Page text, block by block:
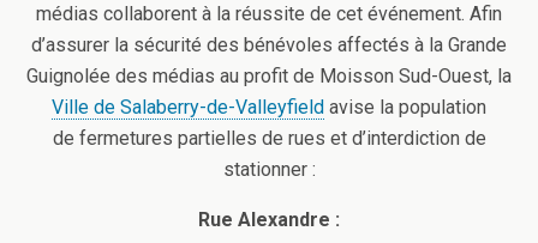
médias collaborent à la réussite de cet événement. Afin
d’assurer la sécurité des bénévoles affectés à la Grande
Guignolée des médias au profit de Moisson Sud-Ouest, la
Ville de Salaberry-de-Valleyfield avise la population
de fermetures partielles de rues et d’interdiction de
stationner :
Rue Alexandre :